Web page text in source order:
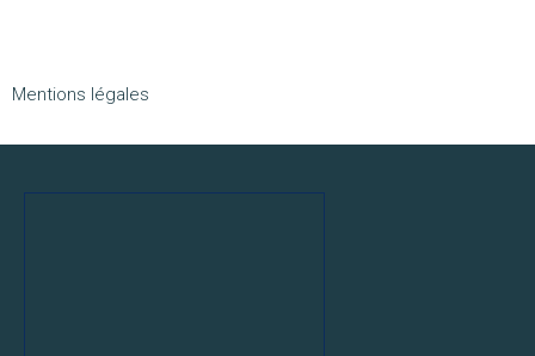
Aller
contenu
Mentions légales